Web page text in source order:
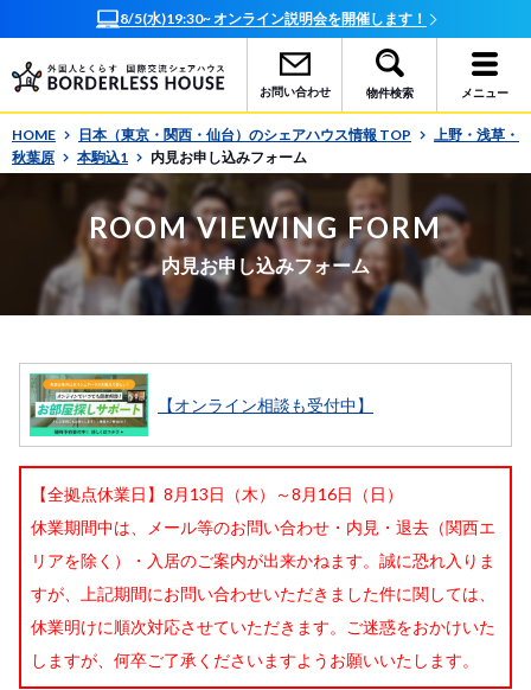
オンラインで簡単相談！お部屋探しサポート随時受付中
お問い合わせ 物件検索 メニュー
HOME 日本（東京・関西・仙台）のシェアハウス情報 TOP
上野・浅草・
秋葉原
本駒込1 内見お申し込みフォーム
ROOM VIEWING FORM
内見お申し込みフォーム
【オンライン相談も受付中】
【全拠点休業日】8月13日（木）～8月16日（日）
休業期間中は、メール等のお問い合わせ・内見・退去（関西エ
リアを除く）・入居のご案内が出来かねます。誠に恐れ入りま
すが、上記期間にお問い合わせいただきました件に関しては、
休業明けに順次対応させていただきます。ご迷惑をおかけいた
しますが、何卒ご了承くださいますようお願いいたします。